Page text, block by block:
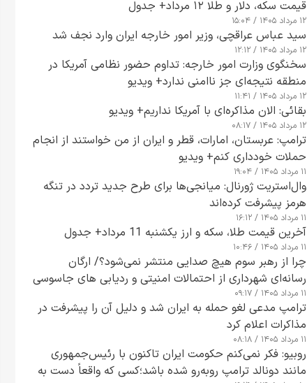
قیمت سکه، دلار و طلا ۱۲ مرداد+ جدول
۱۲ مرداد ۱۴۰۵ / ۱۵:۰۴
سید عباس عراقچی، وزیر امور خارجه ایران وارد نجف شد
۱۲ مرداد ۱۴۰۵ / ۱۲:۱۲
سخنگوی وزارت امور خارجه: تداوم حضور نظامی آمریکا در
منطقه نتیجه‌ای جز ناامنی ندارد+ ویدیو
۱۲ مرداد ۱۴۰۵ / ۱۱:۴۱
بقائی: الان مذاکره‌ای با آمریکا نداریم+ ویدیو
۱۲ مرداد ۱۴۰۵ / ۰۸:۱۷
ترامپ: عربستان، امارات، قطر و ایران از من خواستند از انجام
حملات خودداری کنم+ ویدیو
۱۱ مرداد ۱۴۰۵ / ۱۹:۰۴
وال‌استریت ژورنال: میانجی‌ها برای طرح جدید تردد در تنگه
هرمز پیشرفت کرده‌اند
۱۱ مرداد ۱۴۰۵ / ۱۶:۱۲
آخرین قیمت طلا، سکه و ارز یکشنبه 11 مرداد+ جدول
۱۱ مرداد ۱۴۰۵ / ۱۰:۴۶
چرا از رهبر سوم هیچ صدایی منتشر نمی‌شود؟/ ارگان
رسانه‌ای شهرداری از احتمالات امنیتی و ردیابی های جاسوسی
گفت
۱۱ مرداد ۱۴۰۵ / ۰۹:۱۷
ترامپ مدعی لغو حمله به ایران شد و دلیل آن را پیشرفت در
مذاکرات اعلام کرد
۱۱ مرداد ۱۴۰۵ / ۰۸:۱۸
روبیو: فکر نمی‌کنم حکومت ایران تاکنون با رئیس‌جمهوری
مانند دونالد ترامپ روبه‌رو شده باشد؛کسی که واقعاً دست به